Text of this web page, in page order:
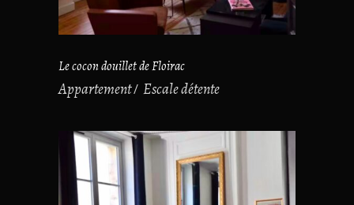
Le cocon douillet de Floirac
Appartement Escale détente